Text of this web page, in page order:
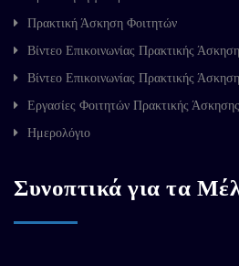
Πρακτική Άσκηση Φοιτητών
Βίντεο Επικοινωνίας Πρακτικής
Βίντεο Επικοινωνίας Πρακτικής
Εργασίες Φοιτητών Πρακτικής
Ημερολόγιο
Συνοπτικά για τα